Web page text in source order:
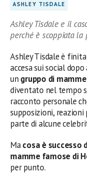
ASHLEY TISDALE
Ashley Tisdale e il
perché è scoppiata la
Ashley Tisdale è
accesa sui social
un gruppo di
diventato nel tempo
racconto personale
supposizioni, reazioni
parte di alcune
Macosa è successo
mamme famose di
per punto.